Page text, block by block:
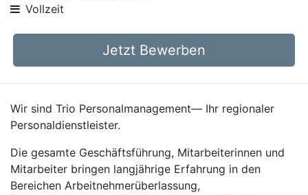
Vollzeit
Jetzt Bewerben
Wir sind Trio Personalmanagement— Ihr regionaler
Personaldienstleister.
Die gesamte Geschäftsführung, Mitarbeiterinnen und
Mitarbeiter bringen langjährige Erfahrung in den
Bereichen Arbeitnehmerüberlassung,